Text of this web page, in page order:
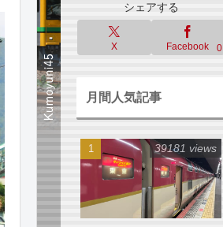
シェアする
X Facebook 0
月間人気記事
39181 views